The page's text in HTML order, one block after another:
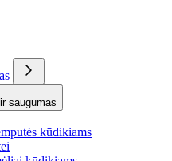
saugumas
kūdikiams